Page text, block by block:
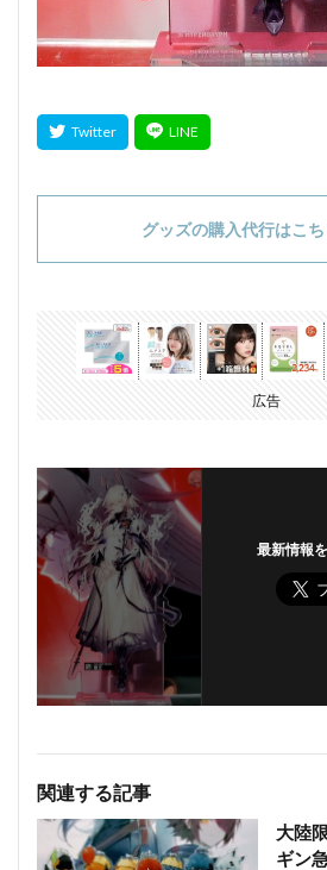
グッズの購入代行はこち
広告
最新情報
関連する記事
大陸
ギン